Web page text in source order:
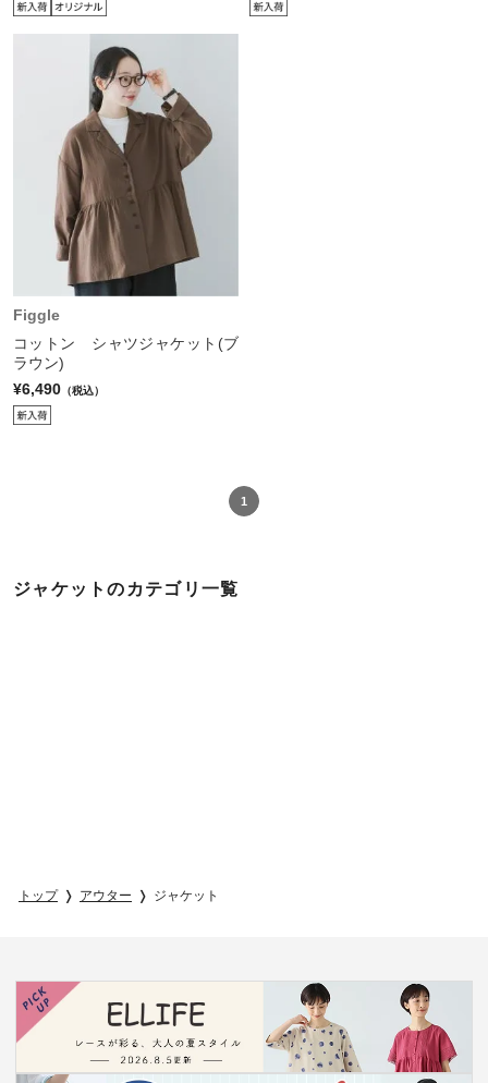
Figgle
コットン シャツジャケット(ブ
ラウン)
¥6,490 （税込）
1
ジャケットのカテゴリ一覧
トップ アウター ジャケット